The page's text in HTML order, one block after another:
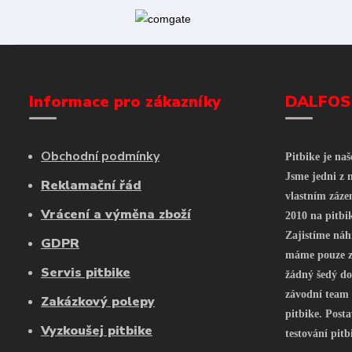
Informace pro zákazníky
Obchodní podmínky
Reklamační řád
Vrácení a výměna zboží
GDPR
Servis pitbike
Zakázkový polepy
Vyzkoušej pitbike
Pitbike je
Jsme jedni z
vlastním
2010 na
Zajistíme
máme pouze
žádný šedý
závodní
pitbike.
testování